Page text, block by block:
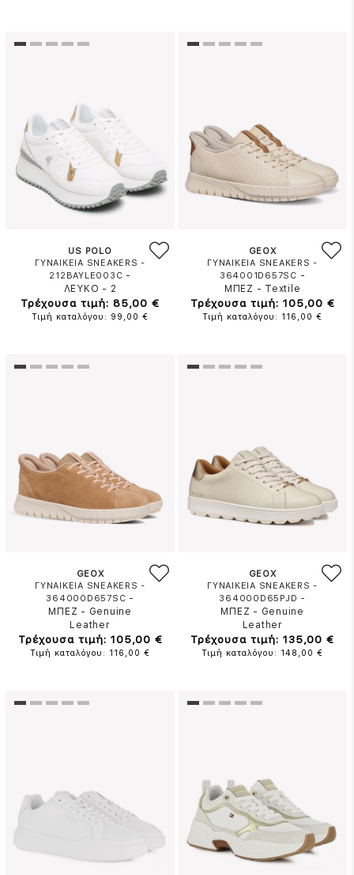
US POLO
ΓΥΝΑΙΚΕΙΑ SNEAKERS -
212BAYLE003C -
ΛΕΥΚΟ - 2
Τρέχουσα τιμή: 85,00 €
Τιμή καταλόγου: 99,00 €
GEOX
ΓΥΝΑΙΚΕΙΑ SNEAKERS -
364001D657SC -
ΜΠΕΖ - Textile
Τρέχουσα τιμή: 105,00 €
Τιμή καταλόγου: 116,00 €
GEOX
ΓΥΝΑΙΚΕΙΑ SNEAKERS -
364000D657SC -
ΜΠΕΖ - Genuine
Leather
Τρέχουσα τιμή: 105,00 €
Τιμή καταλόγου: 116,00 €
GEOX
ΓΥΝΑΙΚΕΙΑ SNEAKERS -
364000D65PJD -
ΜΠΕΖ - Genuine
Leather
Τρέχουσα τιμή: 135,00 €
Τιμή καταλόγου: 148,00 €